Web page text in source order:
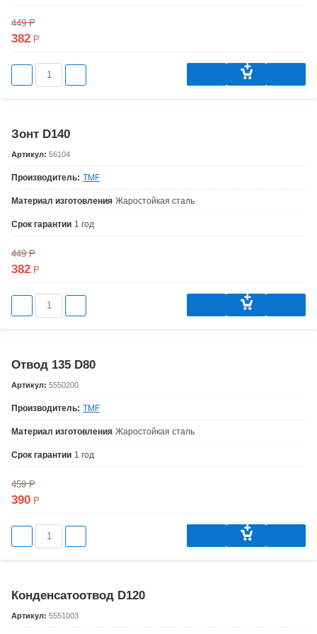
449Р
382 Р
Зонт D140
Артикул: 56104
Производитель: TMF
Материал изготовления Жаростойкая сталь
Срок гарантии 1 год
449Р
382 Р
Отвод 135 D80
Артикул: 5550200
Производитель: TMF
Материал изготовления Жаростойкая сталь
Срок гарантии 1 год
459Р
390 Р
Конденсатоотвод D120
Артикул: 5551003